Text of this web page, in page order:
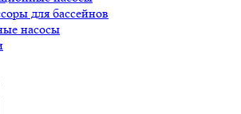
для бассейнов
насосы